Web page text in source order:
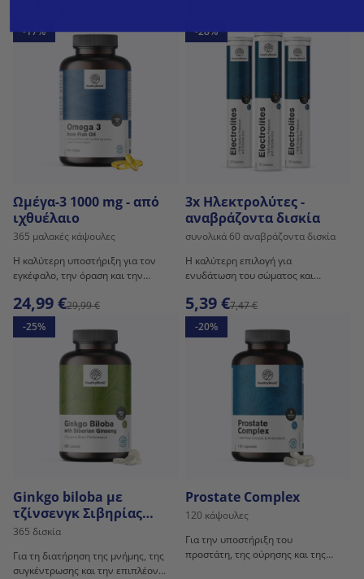
-17%
Ωμέγα-3 1000 mg - από
ιχθυέλαιο
365 μαλακές κάψουλες
Η καλύτερη υποστήριξη για τον
εγκέφαλο, την όραση και την
24,99 €29,99 €
-28%
3x Ηλεκτρολύτες -
αναβράζοντα δισκία
συνολικά 60 αναβράζοντα δισκία
Η καλύτερη επιλογή για
ενυδάτωση του σώματος και
ηλεκτρολυτών.
5,39 €7,47 €
-25%
Ginkgo biloba με
τζίνσενγκ Σιβηρίας
6600 mg
365 δισκία
Για τη διατήρηση της μνήμης, της
συγκέντρωσης και την επιπλέον
-20%
Prostate Complex
120 κάψουλες
Για την υποστήριξη του
προστάτη, της ούρησης και της